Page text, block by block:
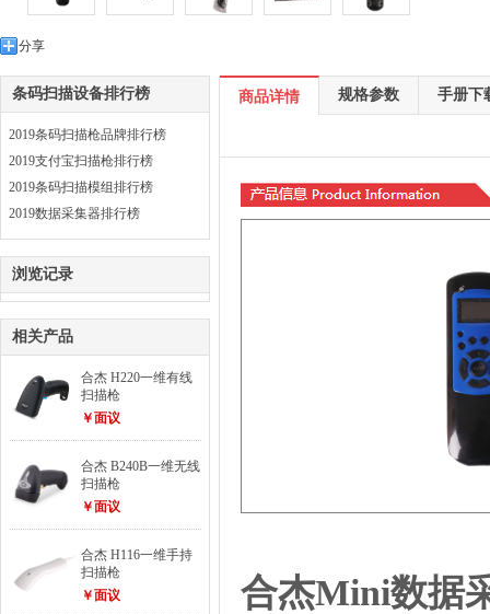
分享
条码扫描设备排行榜
2019条码扫描枪品牌排行榜
2019支付宝扫描枪排行榜
2019条码扫描模组排行榜
2019数据采集器排行榜
浏览记录
相关产品
合杰 H220一维有线
扫描枪
￥面议
合杰 B240B一维无线
扫描枪
￥面议
合杰 H116一维手持
扫描枪
￥面议
商品详情 规格参数 手册下
合杰Mini数据